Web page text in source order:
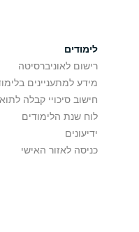
לימודים
רישום לאוניברסיטה
מידע למתעניינים
חישוב סיכויי קבלה
לוח שנת הלימודים
ידיעונים
כניסה לאזור האישי